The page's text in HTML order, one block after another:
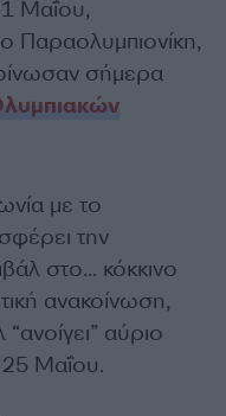
Μαΐου,
Παραολυμπιονίκη,
σήμερα
με το
την
στο… κόκκινο
ανακοίνωση,
αύριο
25 Μαΐου.